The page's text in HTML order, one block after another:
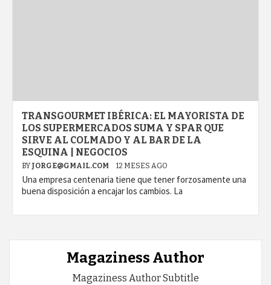
TRANSGOURMET IBÉRICA: EL MAYORISTA DE
LOS SUPERMERCADOS SUMA Y SPAR QUE
SIRVE AL COLMADO Y AL BAR DE LA
ESQUINA | NEGOCIOS
BY JORGE@GMAIL.COM 12 MESES AGO
Una empresa centenaria tiene que tener forzosamente una
buena disposición a encajar los cambios. La
Magaziness Author
Magaziness Author Subtitle